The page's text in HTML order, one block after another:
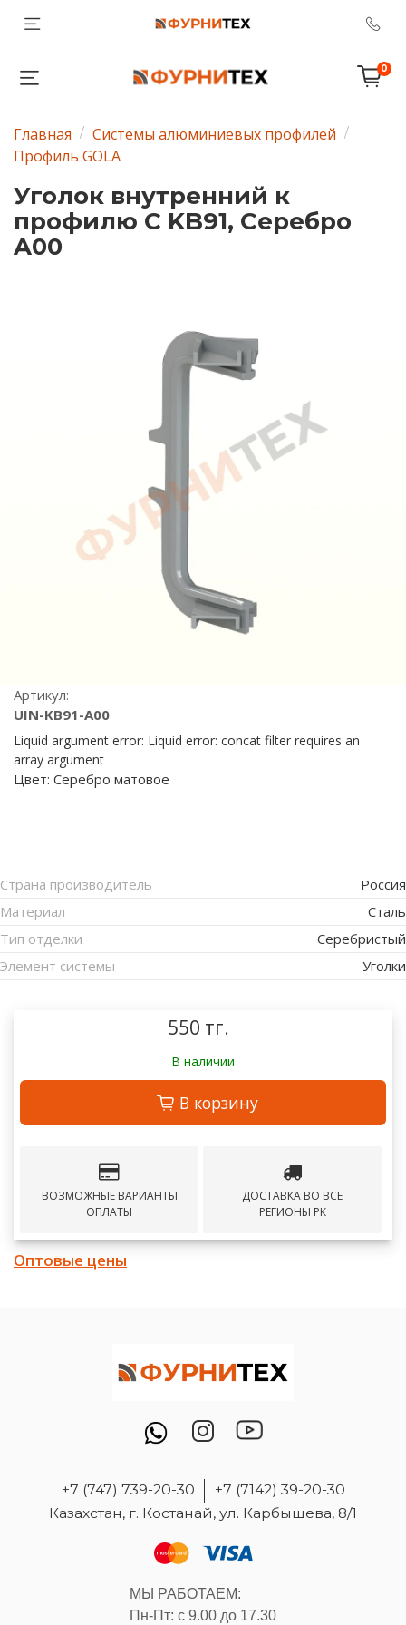
0
Главная
Системы алюминиевых профилей
Профиль GOLA
Уголок внутренний к
профилю C KB91, Серебро
A00
Артикул:
UIN-KB91-A00
Liquid argument error: Liquid error: concat filter requires an
array argument
Цвет: Серебро матовое
Страна производитель
Россия
Материал
Сталь
Тип отделки
Серебристый
Элемент системы
Уголки
550 тг.
В наличии
В корзину
ВОЗМОЖНЫЕ ВАРИАНТЫ
ОПЛАТЫ
ДОСТАВКА ВО ВСЕ
РЕГИОНЫ РК
Оптовые цены
+7 (747) 739-20-30
+7 (7142) 39-20-30
Казахстан, г. Костанай, ул. Карбышева, 8/1
МЫ РАБОТАЕМ:
Пн-Пт: с 9.00 до 17.30